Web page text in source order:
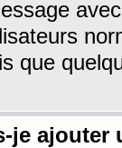
que
je ajouter